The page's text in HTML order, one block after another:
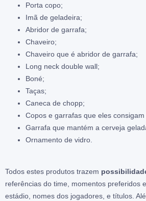
Porta copo;
Imã de geladeira;
Abridor de garrafa;
Chaveiro;
Chaveiro que é abridor de garrafa;
Long neck double wall;
Boné;
Taças;
Caneca de chopp;
Copos e garrafas que eles
Garrafa que mantém a cerveja
Ornamento de vidro.
Todos estes produtos trazem
referências do time, momentos preferidos
estádio, nomes dos jogadores, e títulos.